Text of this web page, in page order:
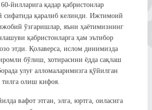
йилларига қадар қабристонлар
сифатида қаралиб келинди. Ижтимоий
ўзгаришлар, яъни ҳаётимизнинг
қабристонларга ҳам эътибор
этди. Қолаверса, ислом динимизда
бўлиш, хотирасини ёдда сақлаш
улуғ алломаларимизга қўйилган
тилга олиш кифоя.
вафот этган, элга, юртга, оиласига